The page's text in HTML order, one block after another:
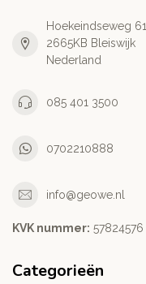
Hoekeindseweg 61
2665KB Bleiswijk
Nederland
085 401 3500
0702210888
info@geowe.nl
KVK nummer: ‭57824576‬
Categorieën